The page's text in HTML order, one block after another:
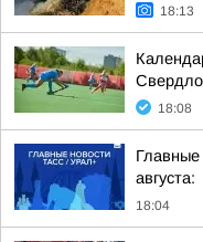
18:13
18:08
августа:
18:04